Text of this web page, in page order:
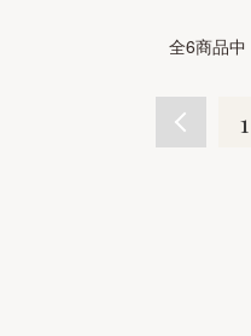
全6商品中
1